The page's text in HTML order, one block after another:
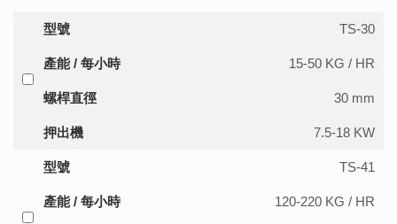
型號 TS-30
產能 / 每小時 15-50 KG / HR
螺桿直徑 30 mm
押出機 7.5-18 KW
型號 TS-41
產能 / 每小時 120-220 KG / HR